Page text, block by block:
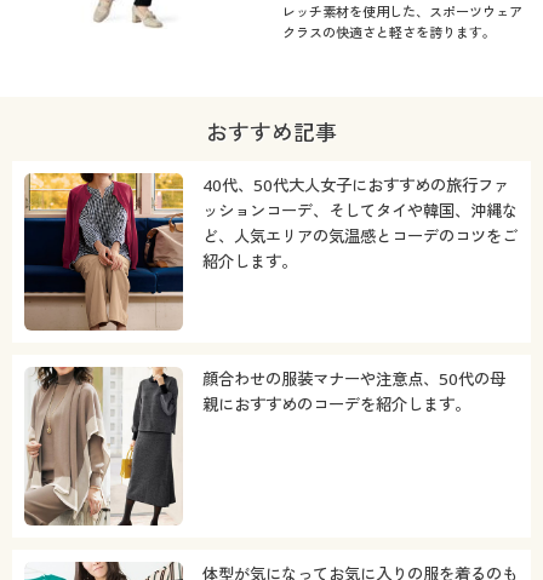
レッチ素材を使用した、スポーツウェア
クラスの快適さと軽さを誇ります。
おすすめ記事
40代、50代大人女子におすすめの旅行ファ
ッションコーデ、そしてタイや韓国、沖縄な
ど、人気エリアの気温感とコーデのコツをご
紹介します。
顔合わせの服装マナーや注意点、50代の母
親におすすめのコーデを紹介します。
体型が気になってお気に入りの服を着るのも